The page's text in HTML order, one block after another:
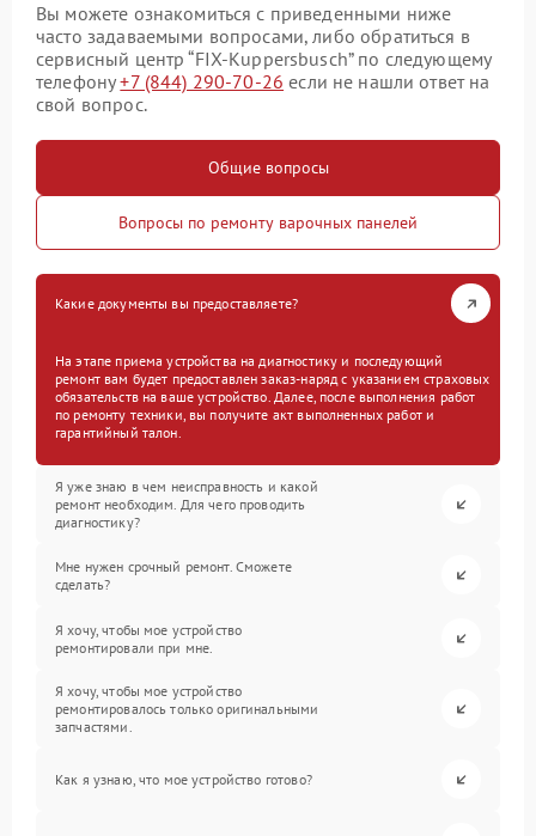
Вы можете ознакомиться с приведенными ниже
часто задаваемыми вопросами, либо обратиться в
сервисный центр “FIX-Kuppersbusch” по следующему
телефону+7 (844) 290-70-26 если не нашли ответ на
свой вопрос.
Общие вопросы
Вопросы по ремонту варочных панелей
Какие документы вы предоставляете?
На этапе приема устройства на диагностику и последующий
ремонт вам будет предоставлен заказ-наряд с указанием страховых
обязательств на ваше устройство. Далее, после выполнения работ
по ремонту техники, вы получите акт выполненных работ и
гарантийный талон.
Я уже знаю в чем неисправность и какой
ремонт необходим. Для чего проводить
диагностику?
Мне нужен срочный ремонт. Сможете
сделать?
Я хочу, чтобы мое устройство
ремонтировали при мне.
Я хочу, чтобы мое устройство
ремонтировалось только оригинальными
запчастями.
Как я узнаю, что мое устройство готово?